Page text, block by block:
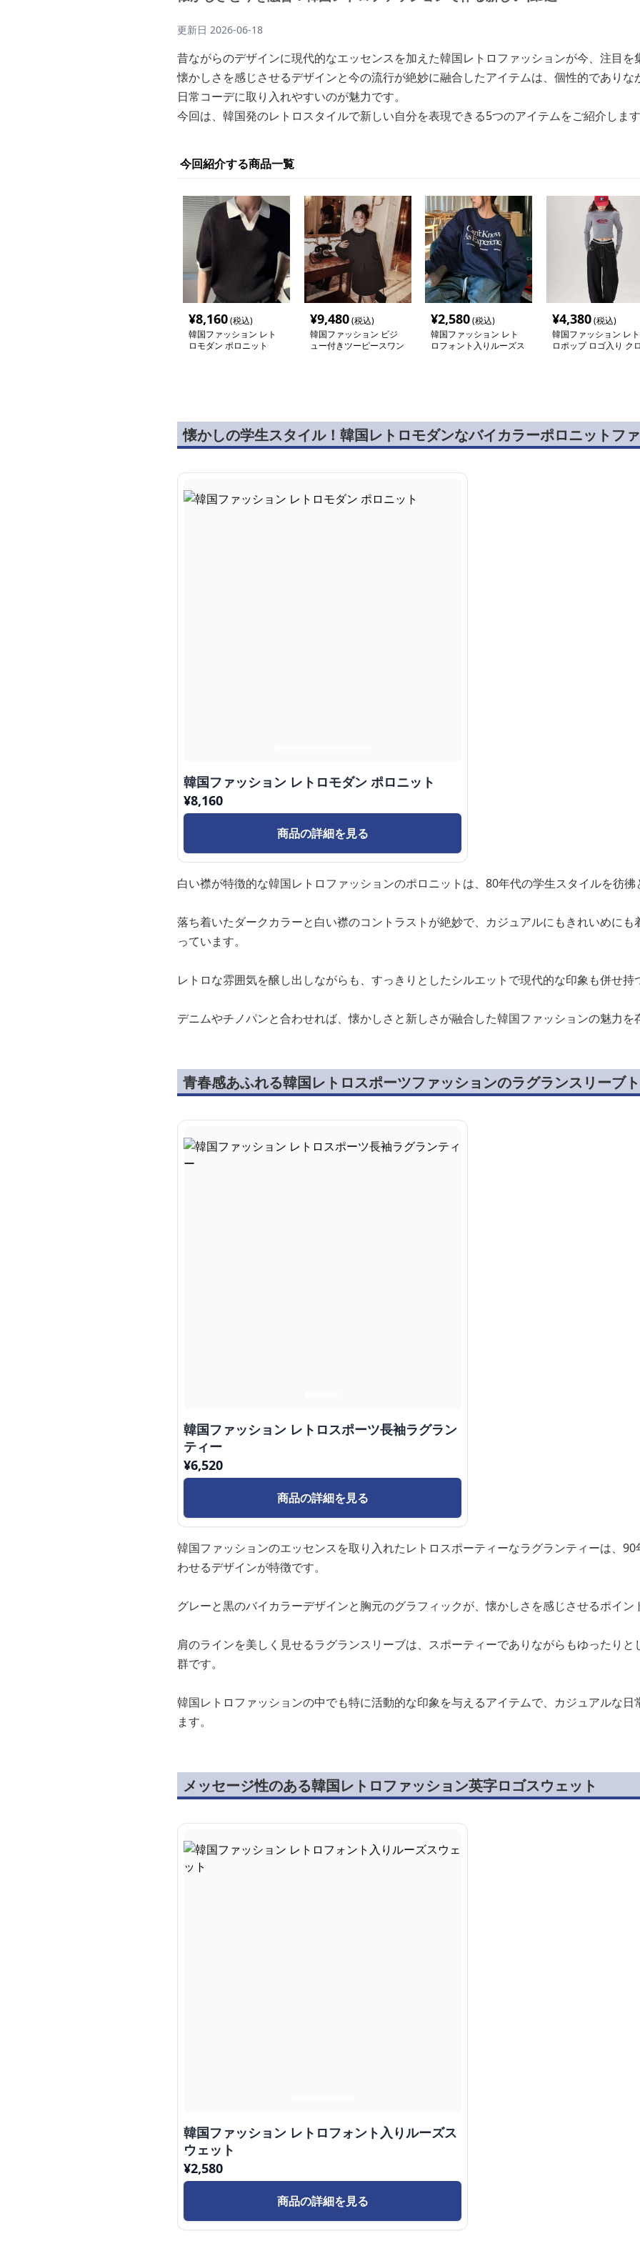
更新日 2026-06-18
昔ながらのデザインに現代的なエッセンスを加えた韓国レトロファッションが今、注目を
懐かしさを感じさせるデザインと今の流行が絶妙に融合したアイテムは、個性的でありな
日常コーデに取り入れやすいのが魅力です。
今回は、韓国発のレトロスタイルで新しい自分を表現できる5つのアイテムをご紹介します
今回紹介する商品一覧
¥8,160(税込)
韓国ファッション レト
ロモダン ポロニット
¥9,480(税込)
韓国ファッション ビジ
ュー付きツーピースワン
¥2,580(税込)
韓国ファッション レト
ロフォント入りルーズス
¥4,380(税込)
韓国ファッション レト
ロポップ ロゴ入り クロ
懐かしの学生スタイル！韓国レトロモダンなバイカラーポロニットフ
韓国ファッション レトロモダン ポロニット
¥8,160
商品の詳細を見る
白い襟が特徴的な韓国レトロファッションのポロニットは、80年代の学生スタイルを彷彿
落ち着いたダークカラーと白い襟のコントラストが絶妙で、カジュアルにもきれいめにも
っています。
レトロな雰囲気を醸し出しながらも、すっきりとしたシルエットで現代的な印象も併せ持
デニムやチノパンと合わせれば、懐かしさと新しさが融合した韓国ファッションの魅力を
青春感あふれる韓国レトロスポーツファッションのラグランスリーブ
韓国ファッション レトロスポーツ長袖ラグラン
ティー
¥6,520
商品の詳細を見る
韓国ファッションのエッセンスを取り入れたレトロスポーティーなラグランティーは、
わせるデザインが特徴です。
グレーと黒のバイカラーデザインと胸元のグラフィックが、懐かしさを感じさせるポイン
肩のラインを美しく見せるラグランスリーブは、スポーティーでありながらもゆったり
群です。
韓国レトロファッションの中でも特に活動的な印象を与えるアイテムで、カジュアルな日
ます。
メッセージ性のある韓国レトロファッション英字ロゴスウェット
韓国ファッション レトロフォント入りルーズス
ウェット
¥2,580
商品の詳細を見る